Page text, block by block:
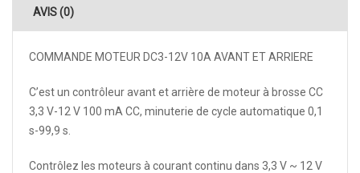
AVIS (0)
COMMANDE MOTEUR DC3-12V 10A AVANT ET ARRIERE
C’est un contrôleur avant et arrière de moteur à brosse CC
3,3 V-12 V 100 mA CC, minuterie de cycle automatique 0,1
s-99,9 s.
Contrôlez les moteurs à courant continu dans 3,3 V ~ 12 V